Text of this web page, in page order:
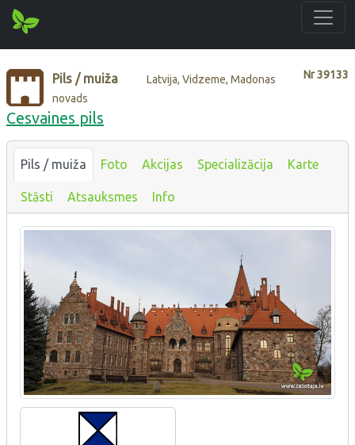
Nr39133
Pils / muiža
Latvija, Vidzeme, Madonas
novads
Cesvaines pils
Pils / muiža Foto Akcijas Specializācija Karte
Stāsti Atsauksmes Info